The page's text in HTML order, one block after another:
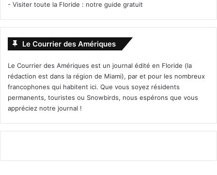
- Visiter toute la Floride : notre guide gratuit
Le Courrier des Amériques
Le Courrier des Amériques est un journal édité en Floride (la
rédaction est dans la région de Miami), par et pour les nombreux
francophones qui habitent ici. Que vous soyez résidents
permanents, touristes ou Snowbirds, nous espérons que vous
appréciez notre journal !